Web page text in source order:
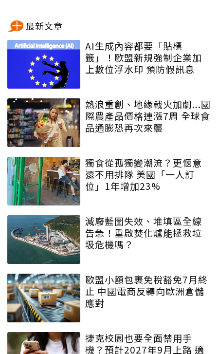
最新文章
AI生成內容都要「貼標
籤」！歐盟新規強制企業加
上數位浮水印 預防假訊息
熱浪重創、地緣戰火加劇...國
際農產品價格連漲7周 全球食
品通膨恐再次來襲
獨食從孤獨變潮流？更愜意
還不用排隊 美國「一人訂
位」1年增加23%
減廢藍圖失效、堆填區全線
告急！重啟焚化爐能拯救垃
圾危機嗎？
歐盟小額包裹免稅豁免7月終
止 中國電商反轉向歐洲倉儲
應對
捷克校園也要全面禁用手
機？預計2027年9月上路 適